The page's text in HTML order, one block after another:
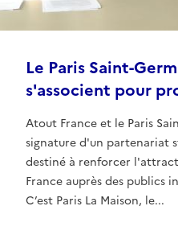
Le Paris Saint-
s'associent pour
Atout France et le Paris
signature d'un partenariat
destiné à renforcer
France auprès des publics
C’est Paris La Maison, le...